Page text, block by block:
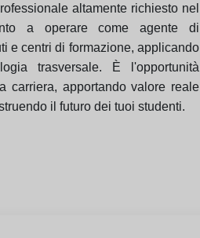
altamente richiesto nel
a operare come agente di
e centri di formazione, applicando
trasversale. È l'opportunità
carriera, apportando valore reale
il futuro dei tuoi studenti.